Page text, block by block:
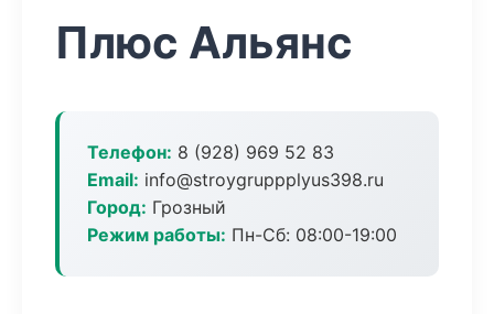
Плюс Альянс
Телефон: 8 (928) 969 52 83
Email: info@stroygruppplyus398.ru
Город: Грозный
Режим работы: Пн-Сб: 08:00-19:00